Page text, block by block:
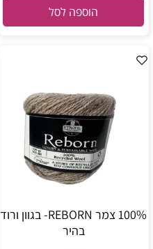
הוספה לסל
100% צמר REBORN- בגוון ורוד
בהיר